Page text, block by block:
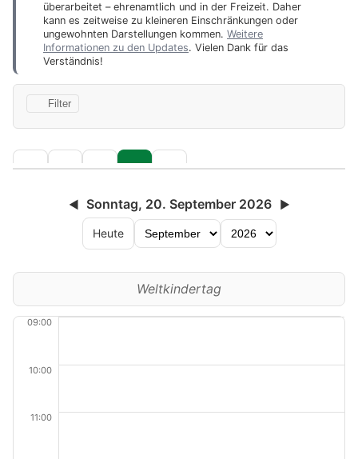
überarbeitet – ehrenamtlich und in der Freizeit. Daher
kann es zeitweise zu kleineren Einschränkungen oder
ungewohnten Darstellungen kommen. Weitere
Informationen zu den Updates. Vielen Dank für das
Verständnis!
Filter
◀ Sonntag, 20. September 2026 ▶
Heute
Weltkindertag
09:00
10:00
11:00